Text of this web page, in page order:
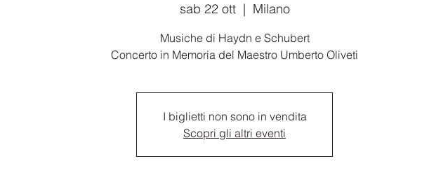
sab 22 ott
  |
Milano
Musiche di Haydn e Schubert
Concerto in Memoria del Maestro Umberto Oliveti
I biglietti non sono in vendita
Scopri gli altri eventi